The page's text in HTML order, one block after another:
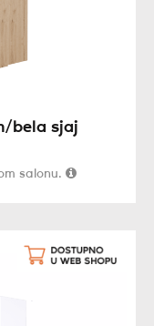
bela sjaj
salonu.